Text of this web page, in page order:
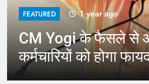
FEATURED 1 year ago
CM Yogi के फैसले से
कर्मचारियों को होगा
जिले में कर सकेंगे काम